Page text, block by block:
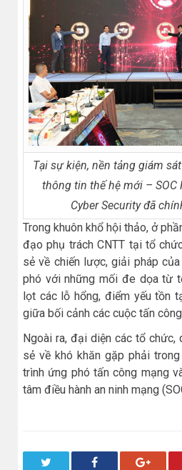
Tại sự kiện, nền tảng giám
thông tin thế hệ mới – SOC
Cyber Security đã
Trong khuôn khổ hội thảo, ở
đạo phụ trách CNTT tại tổ
sẻ về chiến lược, giải pháp
phó với những mối đe dọa từ
lọt các lỗ hổng, điểm yếu tồn
giữa bối cảnh các cuộc tấn
Ngoài ra, đại diện các tổ chức,
sẻ về khó khăn gặp phải
trình ứng phó tấn công mạng
tâm điều hành an ninh mạng
Facebook